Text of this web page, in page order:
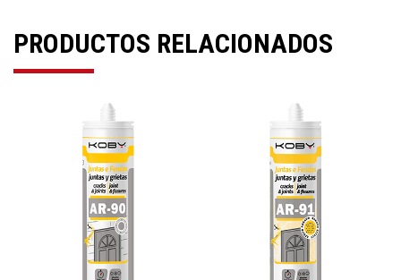
PRODUCTOS RELACIONADOS